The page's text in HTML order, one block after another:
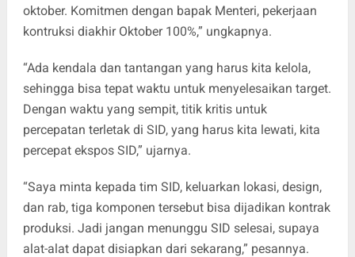
oktober. Komitmen dengan bapak Menteri, pekerjaan
kontruksi diakhir Oktober 100%,” ungkapnya.
“Ada kendala dan tantangan yang harus kita kelola,
sehingga bisa tepat waktu untuk menyelesaikan target.
Dengan waktu yang sempit, titik kritis untuk
percepatan terletak di SID, yang harus kita lewati, kita
percepat ekspos SID,” ujarnya.
“Saya minta kepada tim SID, keluarkan lokasi, design,
dan rab, tiga komponen tersebut bisa dijadikan kontrak
produksi. Jadi jangan menunggu SID selesai, supaya
alat-alat dapat disiapkan dari sekarang,” pesannya.